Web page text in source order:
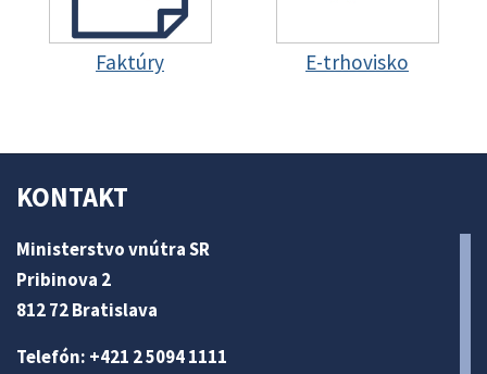
Faktúry E-trhovisko
KONTAKT
Ministerstvo vnútra SR
Pribinova 2
812 72 Bratislava
Telefón: +421 2 5094 1111